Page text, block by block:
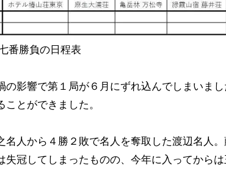
番勝負の日程表
の影響で第１局が６月にずれ込んでしまいま
とができました。
名人から４勝２敗で名人を奪取した渡辺名人
失冠してしまったものの、今年に入ってからは